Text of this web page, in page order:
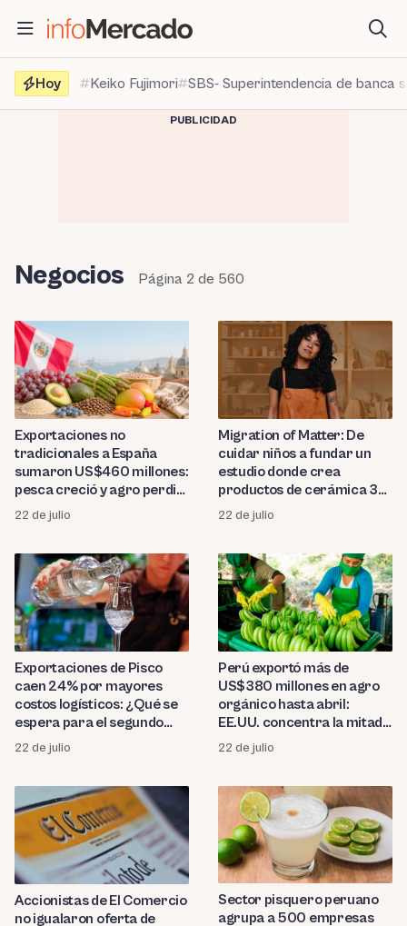
contenido
Hoy
Keiko Fujimori SBS- Superintendencia de banca
PUBLICIDAD
Negocios Página 2 de 560
Exportaciones no
tradicionales a España
sumaron US$460 millones:
pesca creció y agro perdió
terreno
22 de julio
Migration of Matter: De
cuidar niños a fundar un
estudio donde crea
productos de cerámica 3D
en Berlín
22 de julio
Exportaciones de Pisco
caen 24% por mayores
costos logísticos: ¿Qué se
espera para el segundo
semestre?
22 de julio
Perú exportó más de
US$380 millones en agro
orgánico hasta abril:
EE.UU. concentra la mitad
de las compras
22 de julio
Accionistas de El Comercio
no igualaron oferta de
Sector pisquero peruano
agrupa a 500 empresas